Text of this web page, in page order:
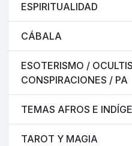
ESPIRITUALIDAD
CÁBALA
ESOTERISMO /
CONSPIRACIONES / PA
TEMAS AFROS E
TAROT Y MAGIA